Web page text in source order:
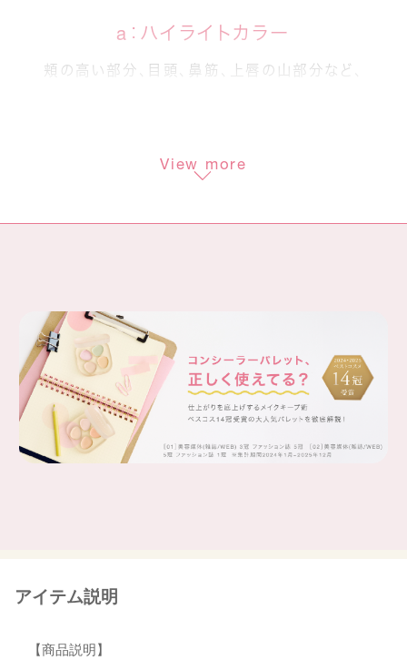
a：ハイライトカラー
頬の高い部分、目頭、鼻筋、上唇の山部分など、
目の下の青クマ茶クマをカバーし、
さりげなくトーンアップ。
d：コンシーラー
シミやニキビ跡をポイントでしっかりカバー。
cとブレンドしても。
View more
アイテム説明
【商品説明】